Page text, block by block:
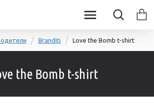
Branditi Love the Bomb t-shirt
the Bomb t-shirt